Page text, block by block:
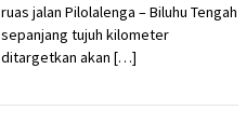
ruas jalan Pilolalenga – Biluhu Tengah
sepanjang tujuh kilometer
ditargetkan akan […]